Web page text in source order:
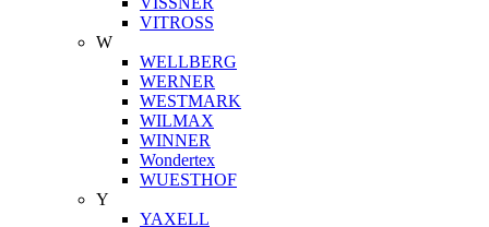
VITROSS
W
WELLBERG
WERNER
WESTMARK
WILMAX
WINNER
Wondertex
WUESTHOF
Y
YAXELL